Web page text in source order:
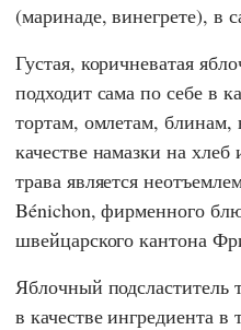
(маринаде, винегрете), в
Густая, коричневатая
подходит сама по себе в
тортам, омлетам,
качестве намазки на хлеб
трава является
Bénichon, фирменного
швейцарского кантона
Яблочный подсластитель
в качестве ингредиента в